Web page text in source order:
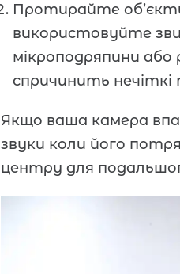
Протирайте
використовуйте
мікроподряпини або
спричинить нечіткі
Якщо ваша камера
звуки коли його
центру для